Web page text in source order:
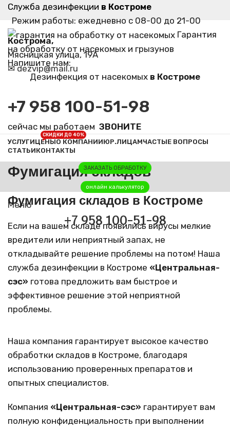
Служба дезинфекции в Костроме
Режим работы: ежедневно с 08-00 до 21-00
Гарантия
на обработку от насекомых и грызунов
Напишите нам:
Дезинфекция от насекомых в Костроме
Кострома,
Мясницкая улица, 19А
✉dezvip@mail.ru
+7 958 100-51-98
сейчас мы работаем ЗВОНИТЕ
УСЛУГИЦЕНЫ
СКИДКИ ДО 40%
О КОМПАНИИЮР.ЛИЦАМЧАСТЫЕ ВОПРОСЫ
СТАТЬИКОНТАКТЫ
ЗАКАЗАТЬ ОБРАБОТКУ
онлайн калькулятор
Меню
+7 958 100-51-98
Фумигация складов
Фумигация складов в Костроме
Если на вашем складе появились вирусы мелкие
вредители или неприятный запах, не
откладывайте решение проблемы на потом! Наша
служба дезинфекции в Костроме «Центральная-
сэс» готова предложить вам быстрое и
эффективное решение этой неприятной
проблемы.
Наша компания гарантирует высокое качество
обработки складов в Костроме, благодаря
использованию проверенных препаратов и
опытных специалистов.
Компания «Центральная-сэс» гарантирует вам
полную конфиденциальность при выполнении